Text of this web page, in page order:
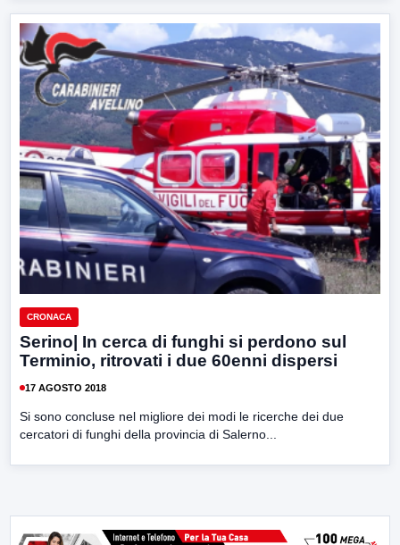
CRONACA
Serino| In cerca di funghi si perdono sul
Terminio, ritrovati i due 60enni dispersi
17 AGOSTO 2018
Si sono concluse nel migliore dei modi le ricerche dei due
cercatori di funghi della provincia di Salerno...